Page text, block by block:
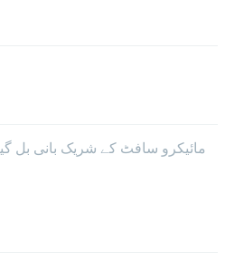
مائیکرو سافٹ کے شریک بانی بل